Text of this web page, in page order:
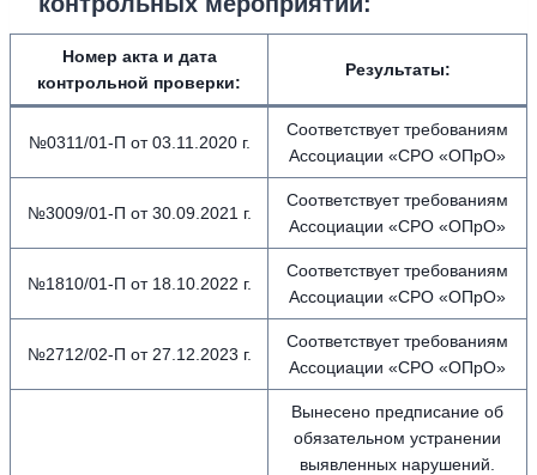
Номер акта и дата
контрольной проверки:
Результаты:
№0311/01-П от 03.11.2020 г.
Соответствует требованиям
Ассоциации «СРО «ОПрО»
№3009/01-П от 30.09.2021 г.
Соответствует требованиям
Ассоциации «СРО «ОПрО»
№1810/01-П от 18.10.2022 г.
Соответствует требованиям
Ассоциации «СРО «ОПрО»
№2712/02-П от 27.12.2023 г.
Соответствует требованиям
Ассоциации «СРО «ОПрО»
Вынесено предписание об
обязательном устранении
выявленных нарушений.